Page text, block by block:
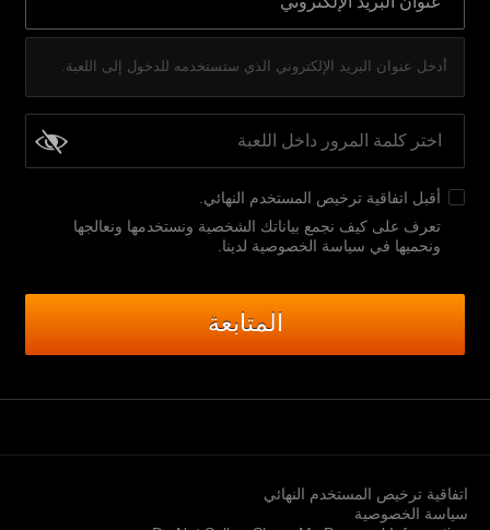
أدخل عنوان البريد الإلكتروني الذي ستستخدمه للدخول إلى اللعبة.
أقبل اتفاقية ترخيص المستخدم النهائي
تعرف على كيف نجمع بياناتك الشخصية ونستخدمها ونعالجها
ونحميها في سياسة الخصوصية لدينا
المتابعة
اتفاقية ترخيص المستخدم النهائي
سياسة الخصوصية